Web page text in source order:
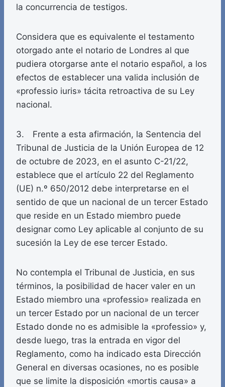
la concurrencia de testigos.
Considera que es equivalente el testamento
otorgado ante el notario de Londres al que
pudiera otorgarse ante el notario español, a los
efectos de establecer una valida inclusión de
«professio iuris» tácita retroactiva de su Ley
nacional.
3. Frente a esta afirmación, la Sentencia del
Tribunal de Justicia de la Unión Europea de 12
de octubre de 2023, en el asunto C-21/22,
establece que el artículo 22 del Reglamento
(UE) n.º 650/2012 debe interpretarse en el
sentido de que un nacional de un tercer Estado
que reside en un Estado miembro puede
designar como Ley aplicable al conjunto de su
sucesión la Ley de ese tercer Estado.
No contempla el Tribunal de Justicia, en sus
términos, la posibilidad de hacer valer en un
Estado miembro una «professio» realizada en
un tercer Estado por un nacional de un tercer
Estado donde no es admisible la «professio» y,
desde luego, tras la entrada en vigor del
Reglamento, como ha indicado esta Dirección
General en diversas ocasiones, no es posible
que se limite la disposición «mortis causa» a